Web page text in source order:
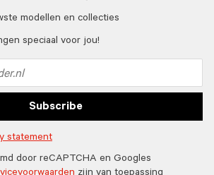
modellen en collecties
speciaal voor jou!
Subscribe
statement
door reCAPTCHA en Googles